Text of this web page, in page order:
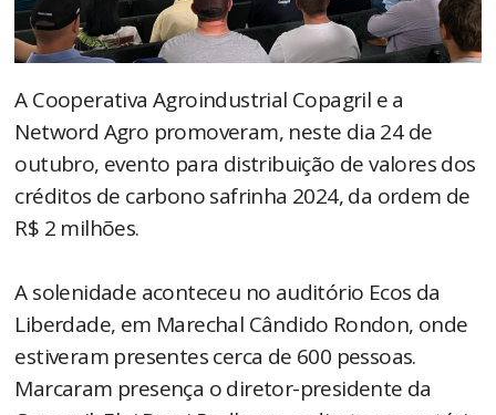
A Cooperativa Agroindustrial Copagril e a
Netword Agro promoveram, neste dia 24 de
outubro, evento para distribuição de valores dos
créditos de carbono safrinha 2024, da ordem de
R$ 2 milhões.
A solenidade aconteceu no auditório Ecos da
Liberdade, em Marechal Cândido Rondon, onde
estiveram presentes cerca de 600 pessoas.
Marcaram presença o diretor-presidente da